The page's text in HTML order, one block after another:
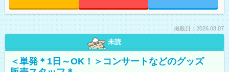
掲載日：2026.08.07
未読
＜単発＊1日～OK！＞コンサートなどのグッズ